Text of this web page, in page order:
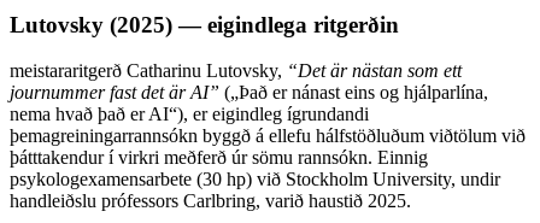
Lutovsky (2025) — eigindlega ritgerðin
meistararitgerð Catharinu Lutovsky, “Det är nästan som ett
journummer fast det är AI” („Það er nánast eins og hjálparlína,
nema hvað það er AI“), er eigindleg ígrundandi
þemagreiningarrannsókn byggð á ellefu hálfstöðluðum viðtölum við
þátttakendur í virkri meðferð úr sömu rannsókn. Einnig
psykologexamensarbete (30 hp) við Stockholm University, undir
handleiðslu prófessors Carlbring, varið haustið 2025.